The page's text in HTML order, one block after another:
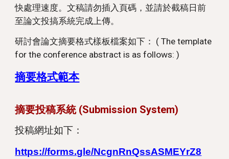
快處理速度。文稿請勿插入頁碼，並請於截稿日前
至論文投搞系統完成上傳。
研討會論文摘要格式樣板檔案如下： ( The template
for the conference abstract is as follows: )
摘要格式範本
摘要投稿系統 (Submission System)
投稿網址如下：
https://forms.gle/NcgnRnQssASMEYrZ8